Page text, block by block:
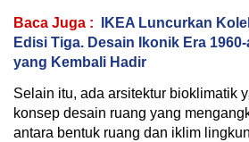
Baca Juga :
IKEA Luncurkan
Edisi Tiga. Desain Ikonik Era
yang Kembali Hadir
Selain itu, ada arsitektur bioklimatik
konsep desain ruang yang
antara bentuk ruang dan iklim